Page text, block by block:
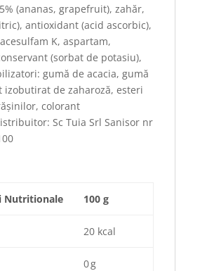
(ananas, grapefruit), zahăr,
antioxidant (acid ascorbic),
K, aspartam,
(sorbat de potasiu),
gumă de acacia, gumă
izobutirat de zaharoză, esteri
colorant
Sc Tuia Srl Sanisor nr
Nutritionale 100 g
20 kcal
0 g